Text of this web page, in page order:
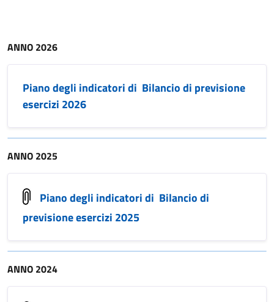
ANNO 2026
Piano degli indicatori di Bilancio di previsione
esercizi 2026
ANNO 2025
Piano degli indicatori di Bilancio di
previsione esercizi 2025
ANNO 2024